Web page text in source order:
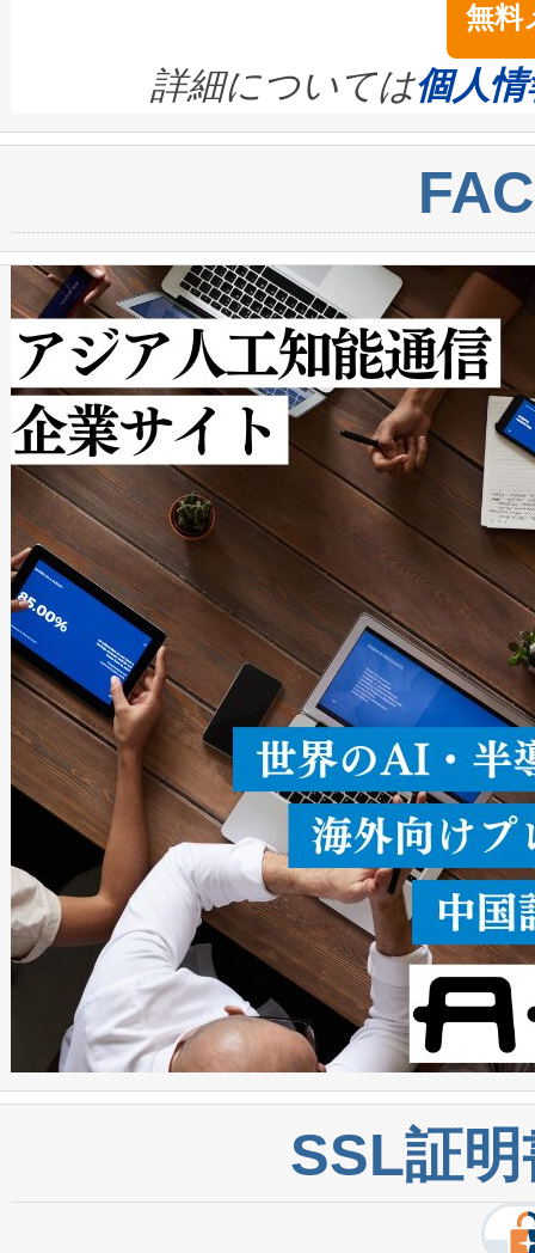
きます。この効率性は、フェ
ます。 Voltaiq provides a
quality and reliability for AI
BESS stack to ensure battery
centers. Voltaiqは、ai&のAI
からシステム統合、試運転、
クルの各段階のデータを監視
[…]
イズの小径化を実現すること
す。ノーマルモードでは、
ートル先まで検出でき、これ
トに対して約600メートルに
では、反射率10％のターゲッ
で向上し、最大検知距離は
ットだけで最大1キロメート
ルの変電所周囲を監視でき、
作業と点群処理を簡素化でき
Avia 2は、2種類のFOVオプシ
× 80°のノーマルモード、長
ードを切り替えて使用するこ
ることなく、単一のデバイス
うにします。遠距離まで届く
密度なスキャ […]
無料
詳細については個人
SSL証